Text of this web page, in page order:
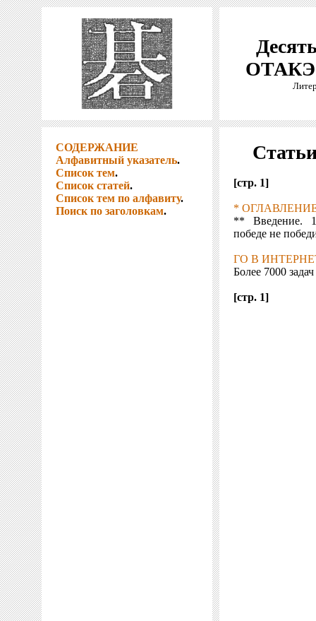
ОТАКЭ
СОДЕРЖАНИЕ
Алфавитный указатель.
Список тем.
Список статей.
Список тем по алфавиту.
Поиск по заголовкам.
[стр. 1]
*
** Введение.
победе не
ГО В
Более 7000
[стр. 1]